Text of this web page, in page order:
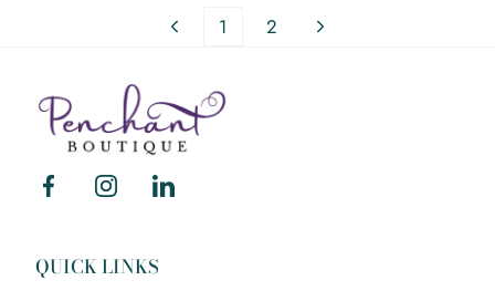
1 2
FacebookInstagramLinkedin
QUICK LINKS